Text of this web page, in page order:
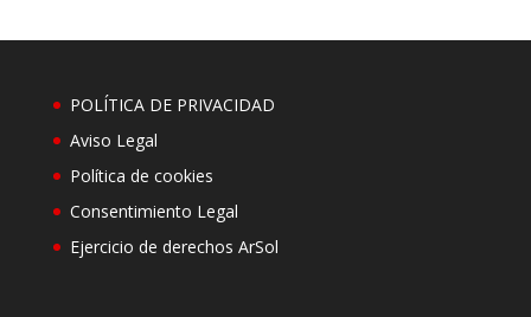
POLÍTICA DE PRIVACIDAD
Aviso Legal
Política de cookies
Consentimiento Legal
Ejercicio de derechos ArSol